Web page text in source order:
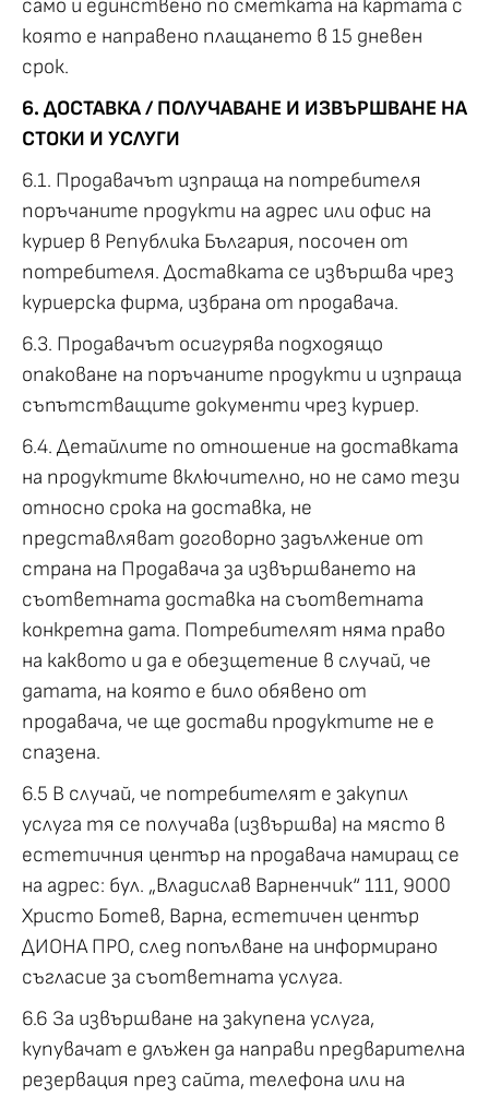
само и единствено по сметката на картата с
която е направено плащането в 15 дневен
срок.
6. ДОСТАВКА / ПОЛУЧАВАНЕ И ИЗВЪРШВАНЕ НА
СТОКИ И УСЛУГИ
6.1. Продавачът изпраща на потребителя
поръчаните продукти на адрес или офис на
куриер в Република България, посочен от
потребителя. Доставката се извършва чрез
куриерска фирма, избрана от продавача.
6.3. Продавачът осигурява подходящо
опаковане на поръчаните продукти и изпраща
съпътстващите документи чрез куриер.
6.4. Детайлите по отношение на доставката
на продуктите включително, но не само тези
относно срока на доставка, не
представляват договорно задължение от
страна на Продавача за извършването на
съответната доставка на съответната
конкретна дата. Потребителят няма право
на каквото и да е обезщетение в случай, че
датата, на която е било обявено от
продавача, че ще достави продуктите не е
спазена.
6.5 В случай, че потребителят е закупил
услуга тя се получава (извършва) на място в
естетичния център на продавача намиращ се
на адрес: бул. „Владислав Варненчик“ 111, 9000
Христо Ботев, Варна, естетичен център
ДИОНА ПРО, след попълване на информирано
съгласие за съответната услуга.
6.6 За извършване на закупена услуга,
купувачат е длъжен да направи предварителна
резервация през сайта, телефона или на